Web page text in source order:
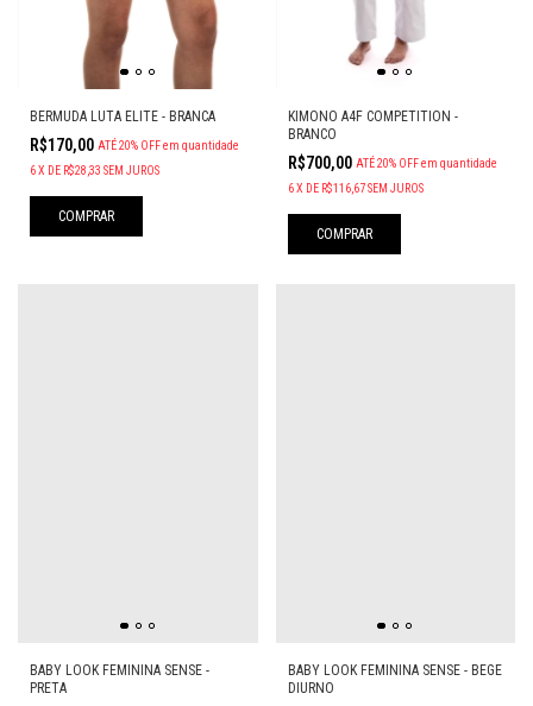
BERMUDA LUTA ELITE - BRANCA
R$170,00 ATÉ 20% OFFem quantidade
6X DE R$28,33 SEM JUROS
COMPRAR
KIMONO A4F COMPETITION -
BRANCO
R$700,00 ATÉ 20% OFF em quantidade
6 X DE R$116,67 SEM JUROS
COMPRAR
BABY LOOK FEMININA SENSE -
PRETA
BABY LOOK FEMININA SENSE - BEGE
DIURNO